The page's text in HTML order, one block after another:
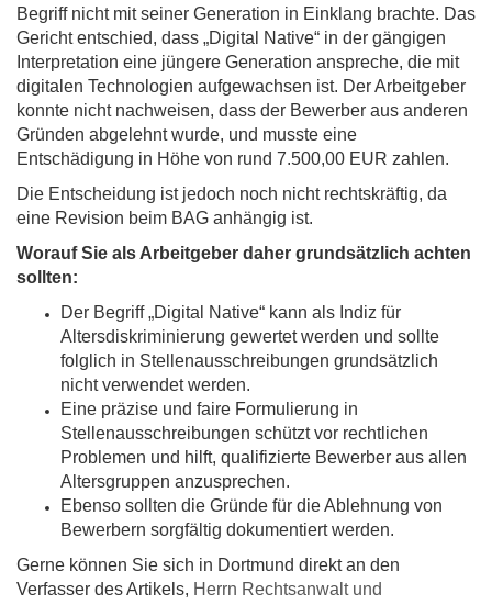
Begriff nicht mit seiner Generation in Einklang brachte. Das
Gericht entschied, dass „Digital Native“ in der gängigen
Interpretation eine jüngere Generation anspreche, die mit
digitalen Technologien aufgewachsen ist. Der Arbeitgeber
konnte nicht nachweisen, dass der Bewerber aus anderen
Gründen abgelehnt wurde, und musste eine
Entschädigung in Höhe von rund 7.500,00 EUR zahlen.
Die Entscheidung ist jedoch noch nicht rechtskräftig, da
eine Revision beim BAG anhängig ist.
Worauf Sie als Arbeitgeber daher grundsätzlich achten
sollten:
Der Begriff „Digital Native“ kann als Indiz für
Altersdiskriminierung gewertet werden und sollte
folglich in Stellenausschreibungen grundsätzlich
nicht verwendet werden.
Eine präzise und faire Formulierung in
Stellenausschreibungen schützt vor rechtlichen
Problemen und hilft, qualifizierte Bewerber aus allen
Altersgruppen anzusprechen.
Ebenso sollten die Gründe für die Ablehnung von
Bewerbern sorgfältig dokumentiert werden.
Gerne können Sie sich in Dortmund direkt an den
Verfasser des Artikels, Herrn Rechtsanwalt und